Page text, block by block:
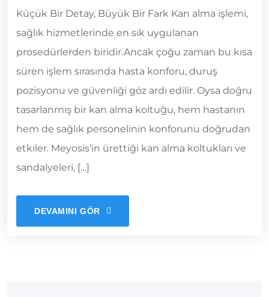
Küçük Bir Detay, Büyük Bir Fark Kan alma işlemi,
sağlık hizmetlerinde en sık uygulanan
prosedürlerden biridir.Ancak çoğu zaman bu kısa
süren işlem sırasında hasta konforu, duruş
pozisyonu ve güvenliği göz ardı edilir. Oysa doğru
tasarlanmış bir kan alma koltuğu, hem hastanın
hem de sağlık personelinin konforunu doğrudan
etkiler. Meyosis’in ürettiği kan alma koltukları ve
sandalyeleri, […]
DEVAMINI GÖR